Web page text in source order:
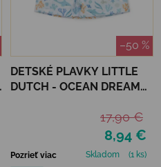
–50 %
DETSKÉ PLAVKY LITTLE
DUTCH - OCEAN DREAMS
8,94 €
17,90 €
Pozrieť viac Skladom
(1 ks)